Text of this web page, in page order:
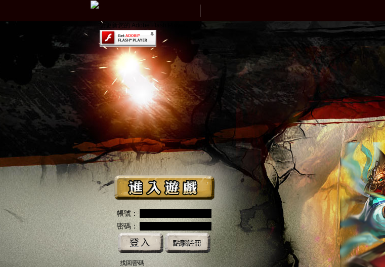
請更新您的 Adobe Flash Player。
帳號：
密碼：
找回密碼